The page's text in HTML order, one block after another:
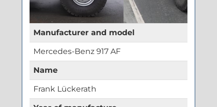
Manufacturer and model
Mercedes-Benz 917 AF
Name
Frank Lückerath